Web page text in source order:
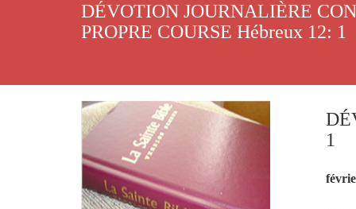
taime.mp3 http://
content/uploads/2018/06/
http://www.lafoiapostolique.org/wp-
http://www.lafoiapostolique.org/wp-
DÉVOTION JOURNALIÈRE
PROPRE COURSE Hébreux 12: 1
1